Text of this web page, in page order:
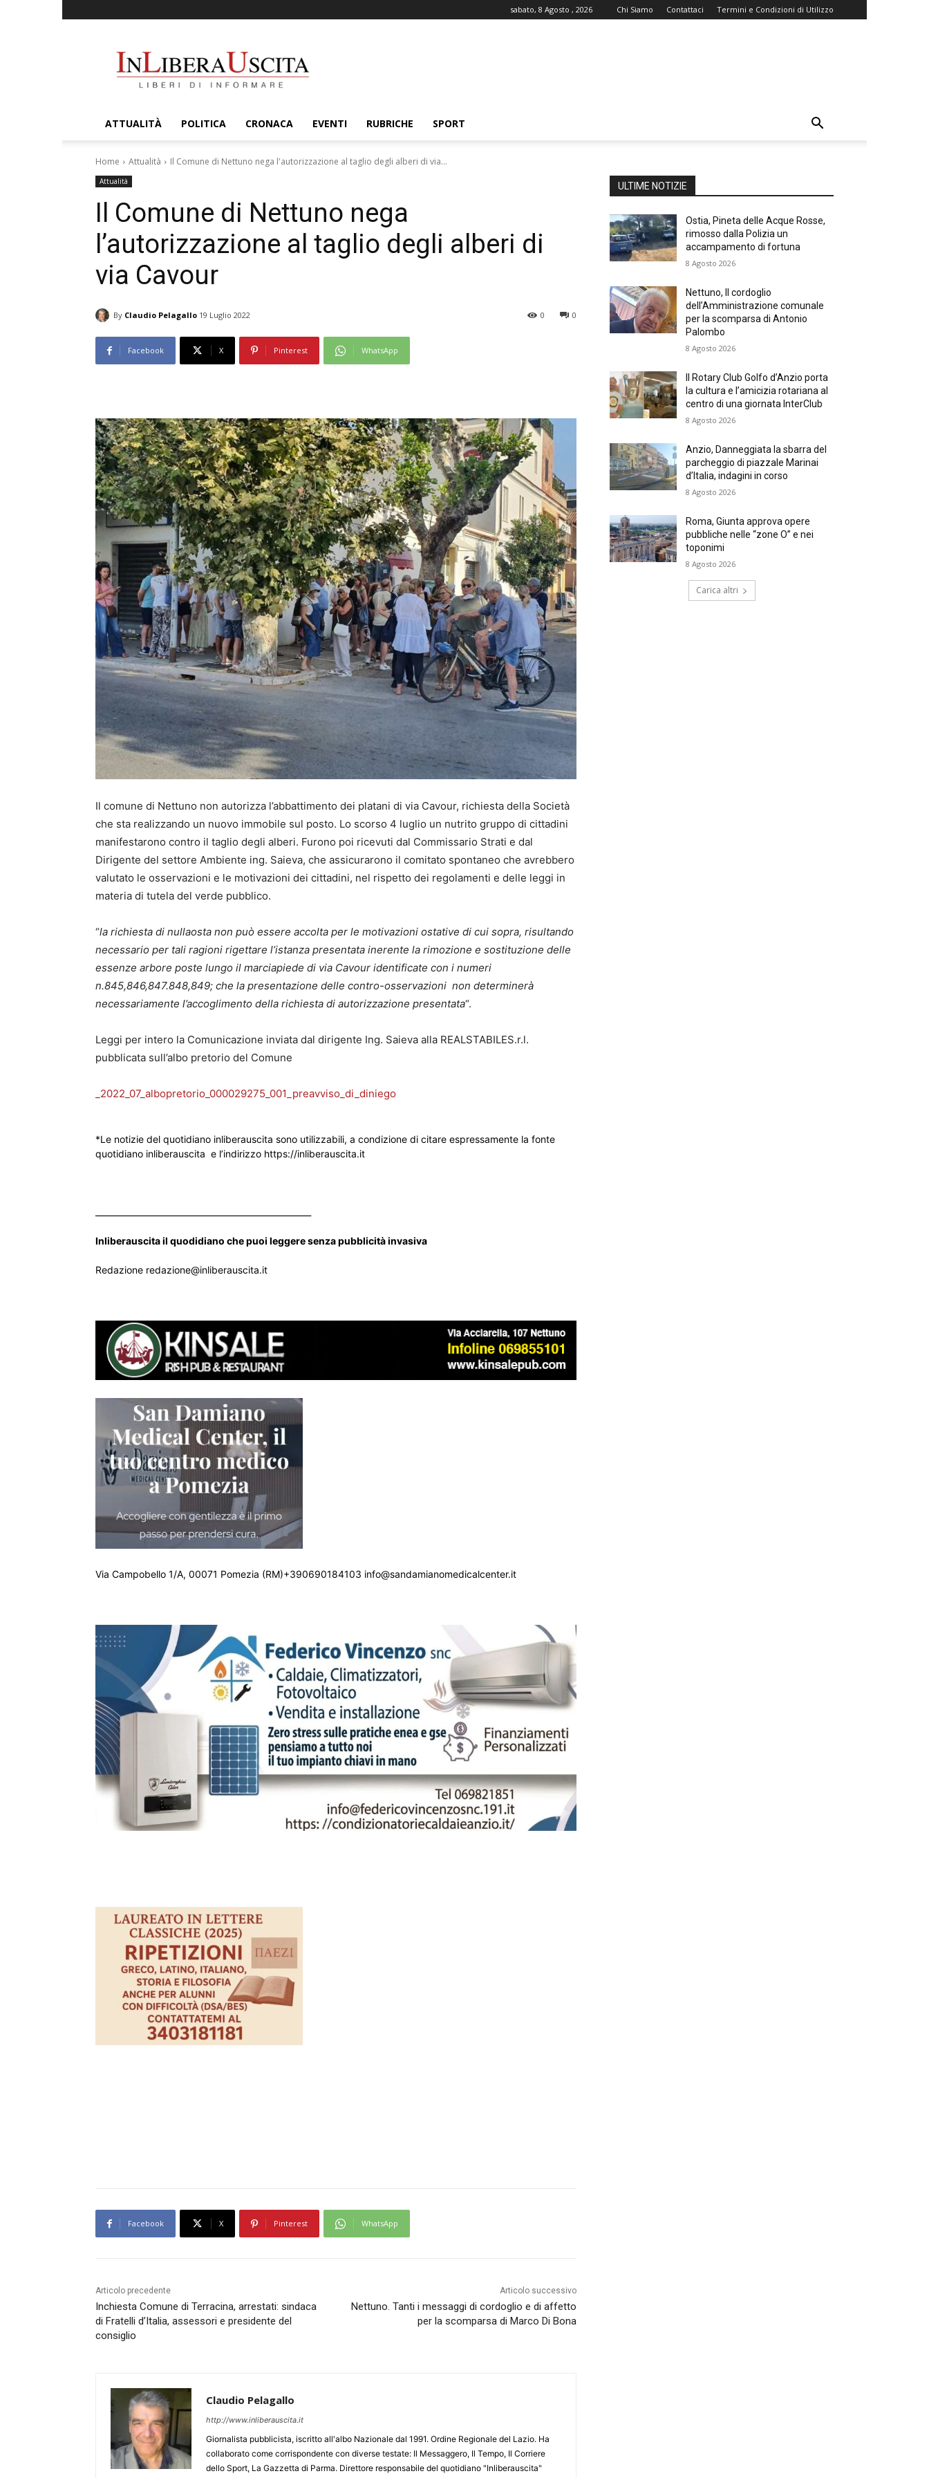
sabato, 8 Agosto , 2026 Chi Siamo Contattaci Termini e Condizioni di Utilizzo
ATTUALITÀ POLITICA CRONACA EVENTI RUBRICHE SPORT
Home Attualità Il Comune di Nettuno nega l'autorizzazione al taglio degli alberi di via...
Attualità
Il Comune di Nettuno nega
l’autorizzazione al taglio degli alberi di
via Cavour
By Claudio Pelagallo 19 Luglio 2022 0
0
Facebook X Pinterest WhatsApp
Il comune di Nettuno non autorizza l’abbattimento dei platani di via Cavour, richiesta della Società
che sta realizzando un nuovo immobile sul posto. Lo scorso 4 luglio un nutrito gruppo di cittadini
manifestarono contro il taglio degli alberi. Furono poi ricevuti dal Commissario Strati e dal
Dirigente del settore Ambiente ing. Saieva, che assicurarono il comitato spontaneo che avrebbero
valutato le osservazioni e le motivazioni dei cittadini, nel rispetto dei regolamenti e delle leggi in
materia di tutela del verde pubblico.
“la richiesta di nullaosta non può essere accolta per le motivazioni ostative di cui sopra, risultando
necessario per tali ragioni rigettare l’istanza presentata inerente la rimozione e sostituzione delle
essenze arbore poste lungo il marciapiede di via Cavour identificate con i numeri
n.845,846,847.848,849; che la presentazione delle contro-osservazioni non determinerà
necessariamente l’accoglimento della richiesta di autorizzazione presentata“.
Leggi per intero la Comunicazione inviata dal dirigente Ing. Saieva alla REALSTABILES.r.l.
pubblicata sull’albo pretorio del Comune
_2022_07_albopretorio_000029275_001_preavviso_di_diniego
*Le notizie del quotidiano inliberauscita sono utilizzabili, a condizione di citare espressamente la fonte
quotidiano inliberauscita e l’indirizzo https://inliberauscita.it
Inliberauscita il quodidiano che puoi leggere senza pubblicità invasiva
Redazione redazione@inliberauscita.it
Via Campobello 1/A, 00071 Pomezia (RM)+390690184103 info@sandamianomedicalcenter.it
Facebook X Pinterest WhatsApp
Articolo precedente
Inchiesta Comune di Terracina, arrestati: sindaca
di Fratelli d’Italia, assessori e presidente del
consiglio
Articolo successivo
Nettuno. Tanti i messaggi di cordoglio e di affetto
per la scomparsa di Marco Di Bona
Claudio Pelagallo
http://www.inliberauscita.it
Giornalista pubblicista, iscritto all'albo Nazionale dal 1991. Ordine Regionale del Lazio. Ha
collaborato come corrispondente con diverse testate: Il Messaggero, Il Tempo, Il Corriere
dello Sport, La Gazzetta di Parma. Direttore responsabile del quotidiano "Inliberauscita"
ULTIME NOTIZIE
Ostia, Pineta delle Acque Rosse,
rimosso dalla Polizia un
accampamento di fortuna
8 Agosto 2026
Nettuno, Il cordoglio
dell’Amministrazione comunale
per la scomparsa di Antonio
Palombo
8 Agosto 2026
Il Rotary Club Golfo d’Anzio porta
la cultura e l’amicizia rotariana al
centro di una giornata InterClub
8 Agosto 2026
Anzio, Danneggiata la sbarra del
parcheggio di piazzale Marinai
d’Italia, indagini in corso
8 Agosto 2026
Roma, Giunta approva opere
pubbliche nelle “zone O” e nei
toponimi
8 Agosto 2026
Carica altri